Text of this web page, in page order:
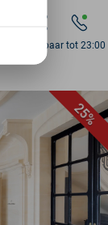
Bereikbaar tot 23:00
25%